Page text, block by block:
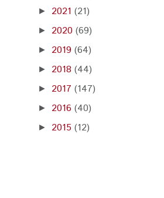
► 2021 (21)
► 2020 (69)
► 2019 (64)
► 2018 (44)
► 2017 (147)
► 2016 (40)
► 2015 (12)